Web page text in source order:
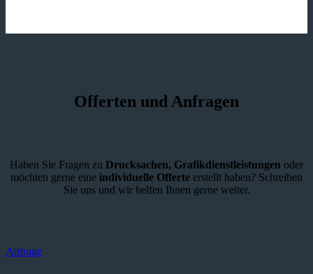
Offerten und Anfragen
Haben Sie Fragen zu Drucksachen, Grafikdienstleistungen oder
möchten gerne eine individuelle Offerte erstellt haben? Schreiben
Sie uns und wir helfen Ihnen gerne weiter.
Anfrage